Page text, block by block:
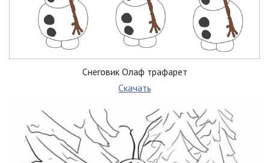
Снеговик Олаф трафарет
Скачать